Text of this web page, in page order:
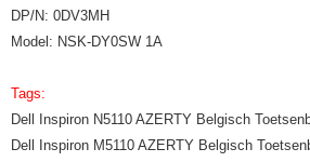
DP/N: 0DV3MH
Model: NSK-DY0SW 1A
Tags:
Dell Inspiron N5110 AZERTY Belgisch
Dell Inspiron M5110 AZERTY Belgisch